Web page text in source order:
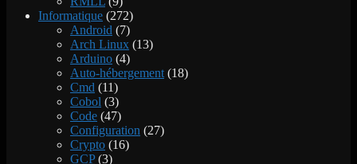
Informatique (272)
Android (7)
Arch Linux (13)
Arduino (4)
Auto-hébergement (18)
Cmd (11)
Cobol (3)
Code (47)
Configuration (27)
Crypto (16)
GCP(3)